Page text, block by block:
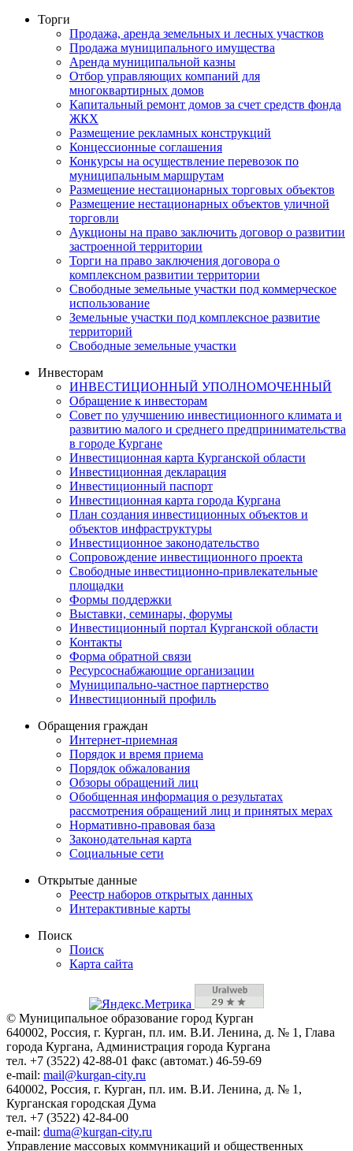
Торги
Продажа, аренда земельных и лесных участков
Продажа муниципального имущества
Аренда муниципальной казны
Отбор управляющих компаний для
многоквартирных домов
Капитальный ремонт домов за счет средств фонда
ЖКХ
Размещение рекламных конструкций
Концессионные соглашения
Конкурсы на осуществление перевозок по
муниципальным маршрутам
Размещение нестационарных торговых объектов
Размещение нестационарных объектов уличной
торговли
Аукционы на право заключить договор о развитии
застроенной территории
Торги на право заключения договора о
комплексном развитии территории
Свободные земельные участки под коммерческое
использование
Земельные участки под комплексное развитие
территорий
Свободные земельные участки
Инвесторам
ИНВЕСТИЦИОННЫЙ УПОЛНОМОЧЕННЫЙ
Обращение к инвесторам
Совет по улучшению инвестиционного климата и
развитию малого и среднего предпринимательства
в городе Кургане
Инвестиционная карта Курганской области
Инвестиционная декларация
Инвестиционный паспорт
Инвестиционная карта города Кургана
План создания инвестиционных объектов и
объектов инфраструктуры
Инвестиционное законодательство
Сопровождение инвестиционного проекта
Свободные инвестиционно-привлекательные
площадки
Формы поддержки
Выставки, семинары, форумы
Инвестиционный портал Курганской области
Контакты
Форма обратной связи
Ресурсоснабжающие организации
Муниципально-частное партнерство
Инвестиционный профиль
Обращения граждан
Интернет-приемная
Порядок и время приема
Порядок обжалования
Обзоры обращений лиц
Обобщенная информация о результатах
рассмотрения обращений лиц и принятых мерах
Нормативно-правовая база
Законодательная карта
Социальные сети
Открытые данные
Реестр наборов открытых данных
Интерактивные карты
Поиск
Поиск
Карта сайта
© Муниципальное образование город Курган
640002, Россия, г. Курган, пл. им. В.И. Ленина, д. № 1, Глава
города Кургана, Администрация города Кургана
тел. +7 (3522) 42-88-01 факс (автомат.) 46-59-69
e-mail: mail@kurgan-city.ru
640002, Россия, г. Курган, пл. им. В.И. Ленина, д. № 1,
Курганская городская Дума
тел. +7 (3522) 42-84-00
e-mail: duma@kurgan-city.ru
Управление массовых коммуникаций и общественных